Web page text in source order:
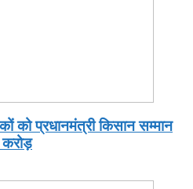
को प्रधानमंत्री किसान सम्मान
करोड़